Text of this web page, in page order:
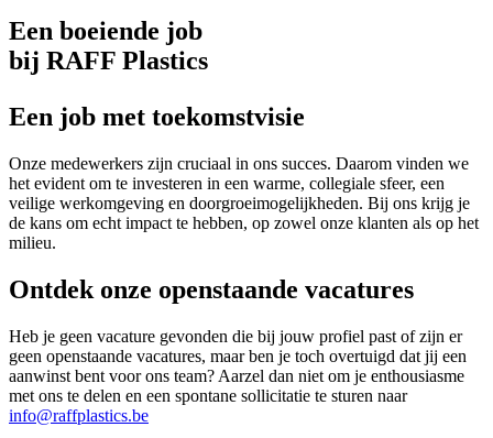
Een boeiende job
bij RAFF Plastics
Een job met toekomstvisie
Onze medewerkers zijn cruciaal in ons succes. Daarom vinden we
het evident om te investeren in een warme, collegiale sfeer, een
veilige werkomgeving en doorgroeimogelijkheden. Bij ons krijg je
de kans om echt impact te hebben, op zowel onze klanten als op het
milieu.
Ontdek onze openstaande vacatures
Heb je geen vacature gevonden die bij jouw profiel past of zijn er
geen openstaande vacatures, maar ben je toch overtuigd dat jij een
aanwinst bent voor ons team? Aarzel dan niet om je enthousiasme
met ons te delen en een spontane sollicitatie te sturen naar
info@raffplastics.be